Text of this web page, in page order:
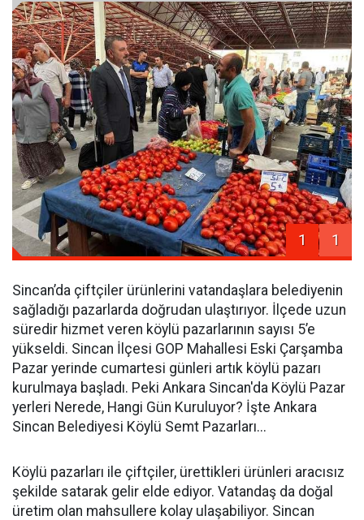
1 1
Sincan’da çiftçiler ürünlerini vatandaşlara belediyenin
sağladığı pazarlarda doğrudan ulaştırıyor. İlçede uzun
süredir hizmet veren köylü pazarlarının sayısı 5’e
yükseldi. Sincan İlçesi GOP Mahallesi Eski Çarşamba
Pazar yerinde cumartesi günleri artık köylü pazarı
kurulmaya başladı. Peki Ankara Sincan'da Köylü Pazar
yerleri Nerede, Hangi Gün Kuruluyor? İşte Ankara
Sincan Belediyesi Köylü Semt Pazarları...
Köylü pazarları ile çiftçiler, ürettikleri ürünleri aracısız
şekilde satarak gelir elde ediyor. Vatandaş da doğal
üretim olan mahsullere kolay ulaşabiliyor. Sincan